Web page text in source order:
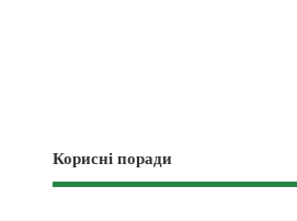
Корисні поради